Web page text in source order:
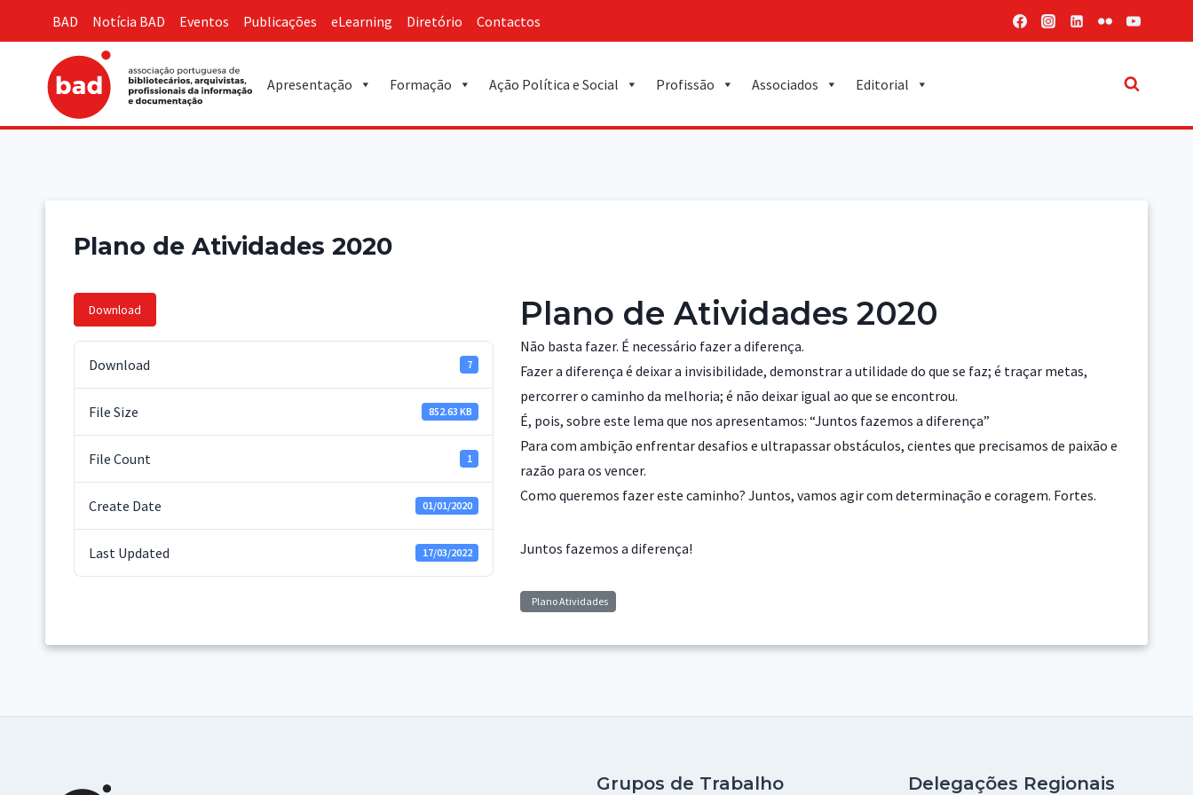
BAD Notícia BAD Eventos Publicações eLearning Diretório Contactos
Apresentação Formação Ação Política e Social Profissão Associados Editorial
Plano de Atividades 2020
Download
Download 7
File Size 852.63 KB
File Count 1
Create Date 01/01/2020
Last Updated 17/03/2022
Plano de Atividades 2020
Não basta fazer. É necessário fazer a diferença.
Fazer a diferença é deixar a invisibilidade, demonstrar a utilidade do que se faz; é traçar metas,
percorrer o caminho da melhoria; é não deixar igual ao que se encontrou.
É, pois, sobre este lema que nos apresentamos: “Juntos fazemos a diferença”
Para com ambição enfrentar desafios e ultrapassar obstáculos, cientes que precisamos de paixão e
razão para os vencer.
Como queremos fazer este caminho? Juntos, vamos agir com determinação e coragem. Fortes.
Juntos fazemos a diferença!
Plano Atividades
Grupos de Trabalho Delegações Regionais